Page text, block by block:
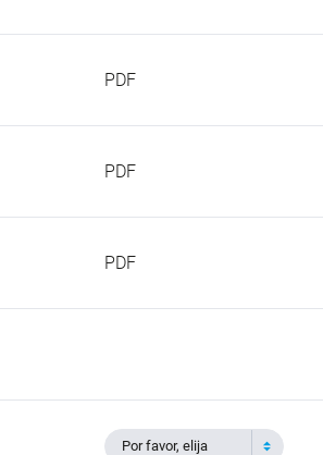
PDF
PDF
PDF
Por favor, elija